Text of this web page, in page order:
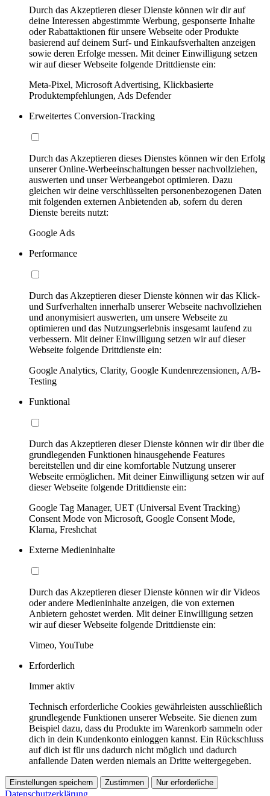
Durch das Akzeptieren dieser Dienste können wir dir auf
deine Interessen abgestimmte Werbung, gesponserte Inhalte
oder Rabattaktionen für unsere Webseite oder Produkte
basierend auf deinem Surf- und Einkaufsverhalten anzeigen
sowie deren Erfolge messen. Mit deiner Einwilligung setzen
wir auf dieser Webseite folgende Drittdienste ein:
Meta-Pixel, Microsoft Advertising, Klickbasierte
Produktempfehlungen, Ads Defender
Erweitertes Conversion-Tracking
Durch das Akzeptieren dieses Dienstes können wir den Erfolg
unserer Online-Werbeeinschaltungen besser nachvollziehen,
auswerten und unser Werbeangebot optimieren. Dazu
gleichen wir deine verschlüsselten personenbezogenen Daten
mit folgenden externen Anbietenden ab, sofern du deren
Dienste bereits nutzt:
Google Ads
Performance
Durch das Akzeptieren dieser Dienste können wir das Klick-
und Surfverhalten innerhalb unserer Webseite nachvollziehen
und anonymisiert auswerten, um unsere Webseite zu
optimieren und das Nutzungserlebnis insgesamt laufend zu
verbessern. Mit deiner Einwilligung setzen wir auf dieser
Webseite folgende Drittdienste ein:
Google Analytics, Clarity, Google Kundenrezensionen, A/B-
Testing
Funktional
Durch das Akzeptieren dieser Dienste können wir dir über die
grundlegenden Funktionen hinausgehende Features
bereitstellen und dir eine komfortable Nutzung unserer
Webseite ermöglichen. Mit deiner Einwilligung setzen wir auf
dieser Webseite folgende Drittdienste ein:
Google Tag Manager, UET (Universal Event Tracking)
Consent Mode von Microsoft, Google Consent Mode,
Klarna, Freshchat
Externe Medieninhalte
Durch das Akzeptieren dieser Dienste können wir dir Videos
oder andere Medieninhalte anzeigen, die von externen
Anbietern gehostet werden. Mit deiner Einwilligung setzen
wir auf dieser Webseite folgende Drittdienste ein:
Vimeo, YouTube
Erforderlich
Immer aktiv
Technisch erforderliche Cookies gewährleisten ausschließlich
grundlegende Funktionen unserer Webseite. Sie dienen zum
Beispiel dazu, dass du Produkte im Warenkorb sammeln oder
dich in dein Kundenkonto einloggen kannst. Ein Rückschluss
auf dich ist für uns dadurch nicht möglich und dadurch
anfallende Daten werden niemals an Dritte weitergegeben.
Einstellungen speichern Zustimmen Nur erforderliche
Datenschutzerklärung